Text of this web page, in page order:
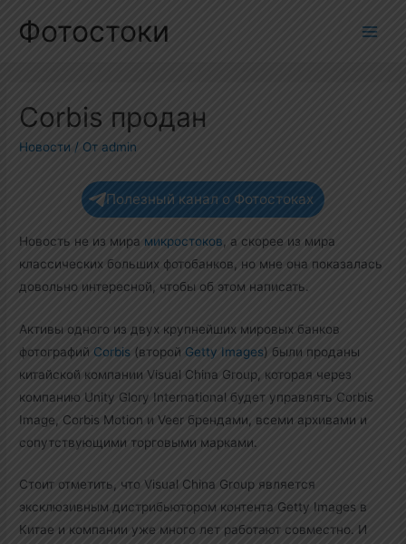
Фотостоки
Corbis продан
Новости / От admin
Полезный канал о Фотостоках
Новость не из мира микростоков , а скорее из мира
классических больших фотобанков, но мне она показалась
довольно интересной, чтобы об этом написать.
Активы одного из двух крупнейших мировых банков
фотографий Corbis (второй Getty Images) были проданы
китайской компании Visual China Group, которая через
компанию Unity Glory International будет управлять Corbis
Image, Corbis Motion и Veer брендами, всеми архивами и
сопутствующими торговыми марками.
Стоит отметить, что Visual China Group является
эксклюзивным дистрибьютором контента Getty Images в
Китае и компании уже много лет работают совместно. И